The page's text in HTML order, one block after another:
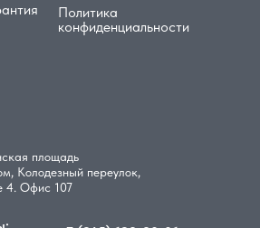
площадь
Колодезный переулок,
4. Офис 107
Политика
конфиденциальности